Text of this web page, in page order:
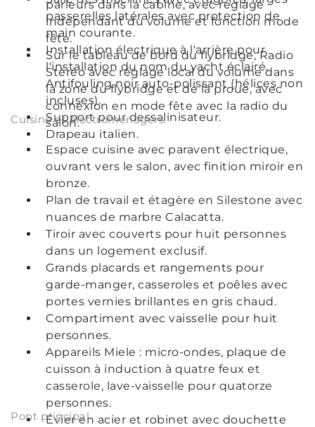
passerelles latérales avec protection de
main courante.
Installation électrique à l'arrière pour
l'installation du nom du yacht éclairé.
Antifouling noir auto-polissant (hélices non
incluses).
Support pour dessalinisateur.
Drapeau italien.
parleurs dans la cabine, avec réglage
indépendant du volume et fonction mode
fête.
Sur le tableau de bord du flybridge, Radio
Stéréo avec réglage local du volume dans
la zone du flybridge et de la proue, avec
connexion en mode fête avec la radio du
salon.
Cuisine et électroménagers.
Espace cuisine avec paravent électrique,
ouvrant vers le salon, avec finition miroir en
bronze.
Plan de travail et étagère en Silestone avec
nuances de marbre Calacatta.
Tiroir avec couverts pour huit personnes
dans un logement exclusif.
Grands placards et rangements pour
garde-manger, casseroles et poêles avec
portes vernies brillantes en gris chaud.
Compartiment avec vaisselle pour huit
personnes.
Appareils Miele : micro-ondes, plaque de
cuisson à induction à quatre feux et
casserole, lave-vaisselle pour quatorze
personnes.
Évier en acier et robinet avec douchette
Pont principal